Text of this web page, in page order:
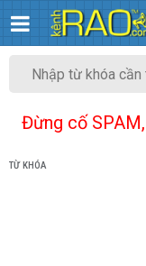
Đừng cố
TỪ KHÓA